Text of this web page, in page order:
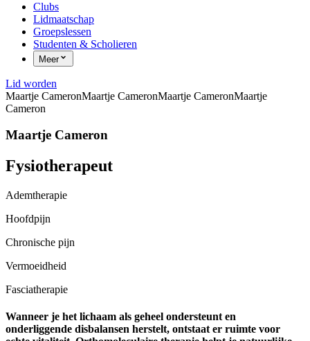
Clubs
Lidmaatschap
Groepslessen
Studenten & Scholieren
Meer
Lid worden
Maartje CameronMaartje CameronMaartje CameronMaartje
Cameron
Maartje Cameron
Fysiotherapeut
Ademtherapie
Hoofdpijn
Chronische pijn
Vermoeidheid
Fasciatherapie
Wanneer je het lichaam als geheel ondersteunt en
onderliggende disbalansen herstelt, ontstaat er ruimte voor